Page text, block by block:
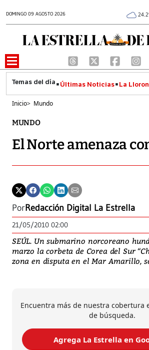
DOMINGO 09 AGOSTO 2026
Últimas Noticias La
Inicio> Mundo
MUNDO
El Norte amenaza
PorRedacción Digital La Estrella
21/05/2010 02:00
SEÚL. Un submarino norcoreano
marzo la corbeta de Corea del Sur
zona en disputa en el Mar Amarillo,
Encuentra más de nuestra cobertura
de búsqueda.
Agrega La Estrella en